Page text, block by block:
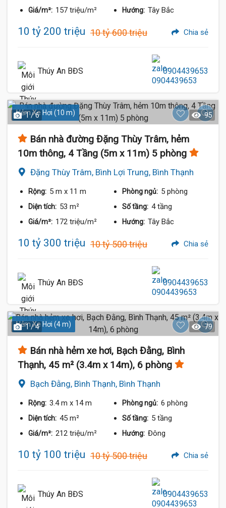
Giá/m²: 157 triệu/m² Hướng: Tây Bắc
10 tỷ 200 triệu 10 tỷ 600 triệu Chia sẻ
Thúy An BĐS 0904439653
Hẻm Xe Hơi (10 m)
1 / 6 95
Bán nhà đường Đặng Thùy Trâm, hẻm
10m thông, 4 Tầng (5m x 11m) 5 phòng
Đặng Thùy Trâm, Bình Lợi Trung, Bình Thạnh
Rộng: 5 m x 11 m Phòng ngủ: 5 phòng
Diện tích: 53 m² Số tầng: 4 tầng
Giá/m²: 172 triệu/m² Hướng: Tây Bắc
10 tỷ 300 triệu 10 tỷ 500 triệu Chia sẻ
Thúy An BĐS 0904439653
Hẻm Xe Hơi (4 m)
1 / 4 79
Bán nhà hẻm xe hơi, Bạch Đằng, Bình
Thạnh, 45 m² (3.4m x 14m), 6 phòng
Bạch Đằng, Bình Thạnh, Bình Thạnh
Rộng: 3.4 m x 14 m Phòng ngủ: 6 phòng
Diện tích: 45 m² Số tầng: 5 tầng
Giá/m²: 212 triệu/m² Hướng: Đông
10 tỷ 100 triệu 10 tỷ 500 triệu Chia sẻ
Thúy An BĐS 0904439653